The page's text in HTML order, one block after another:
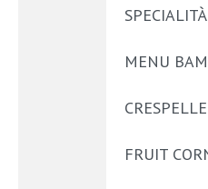
SPECIALITÀ
MENU
FRUIT